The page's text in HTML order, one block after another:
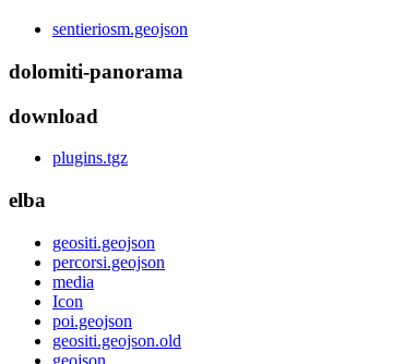
sentieriosm.geojson
dolomiti-panorama
download
plugins.tgz
elba
geositi.geojson
percorsi.geojson
media
Icon
poi.geojson
geositi.geojson.old
geojson